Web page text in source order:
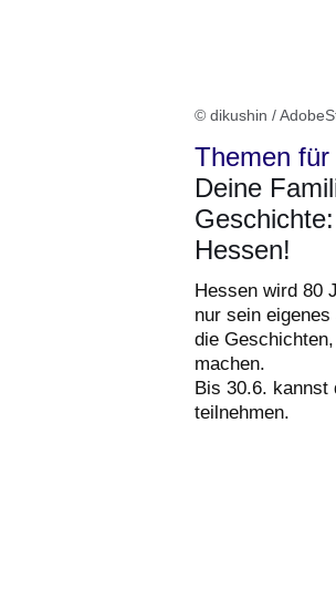
© dikushin /
Themen für
Deine
Hessen!
Hessen wird 80
nur sein
die
machen.
Bis 30.6. kannst
teilnehmen.